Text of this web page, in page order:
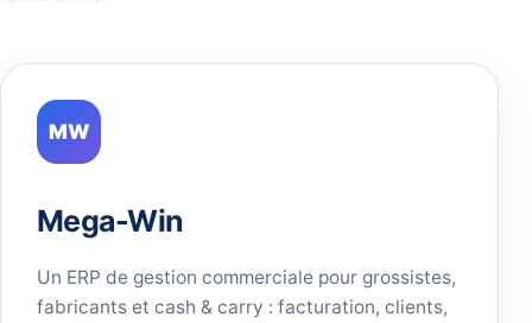
MW
Mega-Win
Un ERP de gestion commerciale pour grossistes,
fabricants et cash & carry : facturation, clients,